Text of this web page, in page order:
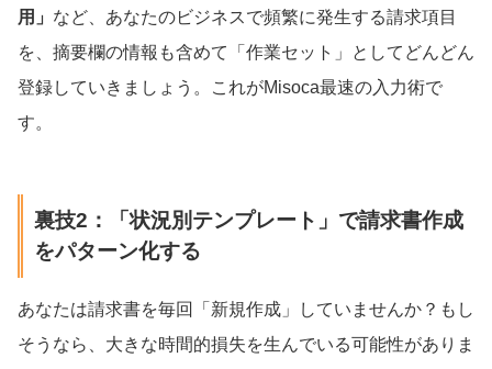
用」 など、あなたのビジネスで頻繁に発生する請求項目
を、摘要欄の情報も含めて「作業セット」としてどんどん
登録していきましょう。これがMisoca最速の入力術で
す。
裏技2：「状況別テンプレート」で請求書作成
をパターン化する
あなたは請求書を毎回「新規作成」していませんか？もし
そうなら、大きな時間的損失を生んでいる可能性がありま